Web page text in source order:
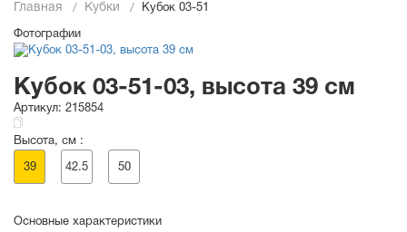
Главная Кубки Кубок 03-51
Фотографии
Кубок 03-51-03, высота 39 см
Артикул: 215854
Высота, см :
39 42.5 50
Основные характеристики